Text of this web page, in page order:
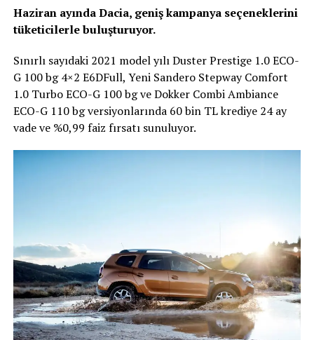
Haziran ayında Dacia, geniş kampanya seçeneklerini
tüketicilerle buluşturuyor.
Sınırlı sayıdaki 2021 model yılı Duster Prestige 1.0 ECO-
G 100 bg 4×2 E6DFull, Yeni Sandero Stepway Comfort
1.0 Turbo ECO-G 100 bg ve Dokker Combi Ambiance
ECO-G 110 bg versiyonlarında 60 bin TL krediye 24 ay
vade ve %0,99 faiz fırsatı sunuluyor.